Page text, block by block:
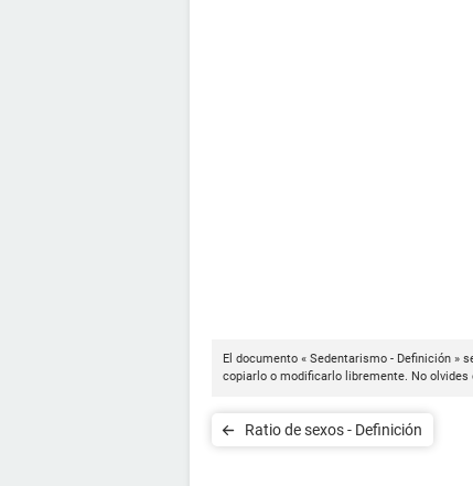
El documento « Sedentarismo - Definición »
copiarlo o modificarlo libremente. No olvides
Ratio de sexos - Definición